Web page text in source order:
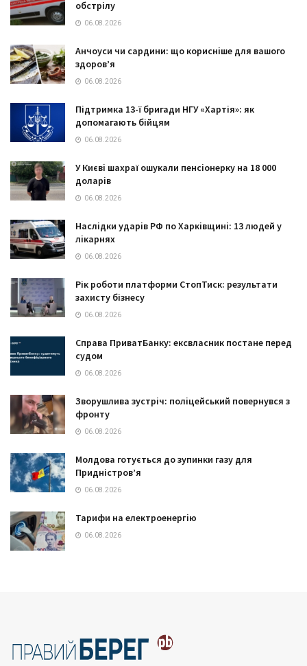
обстрілу
06.08.2026
Анчоуси чи сардини: що корисніше для вашого
здоров’я
06.08.2026
Підтримка 13-ї бригади НГУ «Хартія»: як
допомагають бійцям
06.08.2026
У Києві шахраї ошукали пенсіонерку на 18 000
доларів
06.08.2026
Наслідки ударів РФ по Харківщині: 13 людей у
лікарнях
06.08.2026
Рік роботи платформи СтопТиск: результати
захисту бізнесу
06.08.2026
Справа ПриватБанку: ексвласник постане перед
судом
06.08.2026
Зворушлива зустріч: поліцейський повернувся з
фронту
06.08.2026
Молдова готується до зупинки газу для
Придністров’я
06.08.2026
Тарифи на електроенергію
06.08.2026